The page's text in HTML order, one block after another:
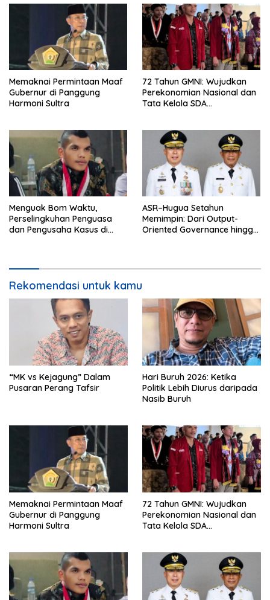
Memaknai Permintaan Maaf
Gubernur di Panggung
Harmoni Sultra
72 Tahun GMNI: Wujudkan
Perekonomian Nasional dan
Tata Kelola SDA
‎Menguak Bom Waktu,
Perselingkuhan Penguasa
dan Pengusaha Kasus di
ASR–Hugua Setahun
Memimpin: Dari Output-
Oriented Governance hingga
Rekomendasi untuk kamu
“MK vs Kejagung” Dalam
Pusaran Perang Tafsir
Hari Buruh 2026: Ketika
Politik Lebih Diurus daripada
Nasib Buruh
Memaknai Permintaan Maaf
Gubernur di Panggung
Harmoni Sultra
72 Tahun GMNI: Wujudkan
Perekonomian Nasional dan
Tata Kelola SDA